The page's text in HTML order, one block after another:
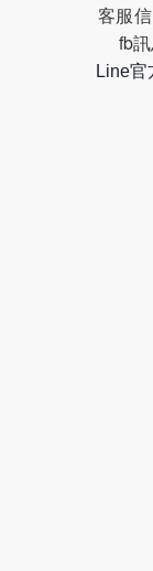
客服信
fb
Line官